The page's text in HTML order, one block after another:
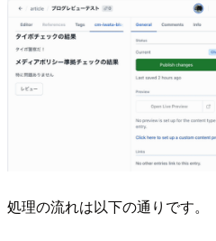
処理の流れは以下の通りです。